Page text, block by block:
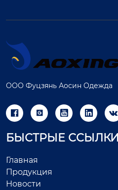
ООО Фуцзянь Аосин Одежда
    
БЫСТРЫЕ ССЫЛКИ
Главная
Продукция
Новости